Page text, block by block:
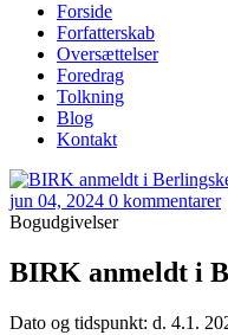
Primær
navigation
Forside
Forfatterskab
Oversættelser
Foredrag
Tolkning
Blog
Kontakt
jun 04, 2024 0 kommentarer
Bogudgivelser
BIRK anmeldt i
Dato og tidspunkt: d. 4.1.